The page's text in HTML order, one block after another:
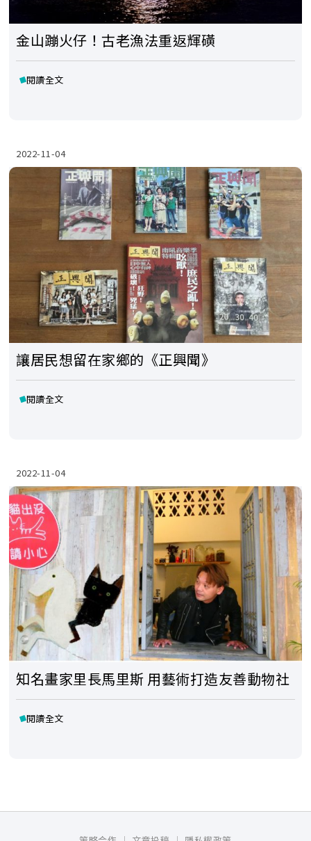
金山蹦火仔！古老漁法重返輝磺
閱讀全文
2022-11-04
讓居民想留在家鄉的《正興聞》
閱讀全文
2022-11-04
知名畫家里長馬里斯 用藝術打造友善動物社
閱讀全文